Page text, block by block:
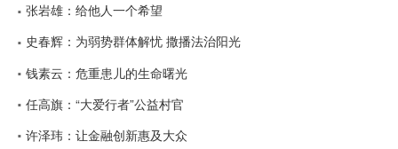
张岩雄：给他人一个希望
史春辉：为弱势群体解忧 撒播法治阳光
钱素云：危重患儿的生命曙光
任高旗：“大爱行者”公益村官
许泽玮：让金融创新惠及大众